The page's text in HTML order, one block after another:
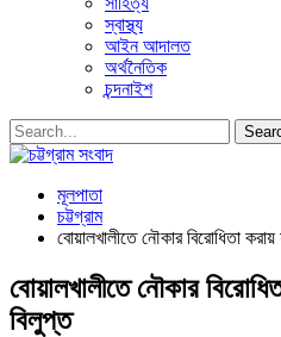
স্বাস্থ্য
আইন আদালত
অর্থনৈতিক
চন্দনাইশ
মূলপাতা
চট্টগ্রাম
বোয়ালখালীতে নৌকার বিরোধিতা
বোয়ালখালীতে নৌকার
বিলুপ্ত